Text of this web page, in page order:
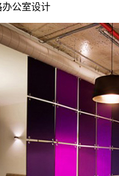
办公室设计